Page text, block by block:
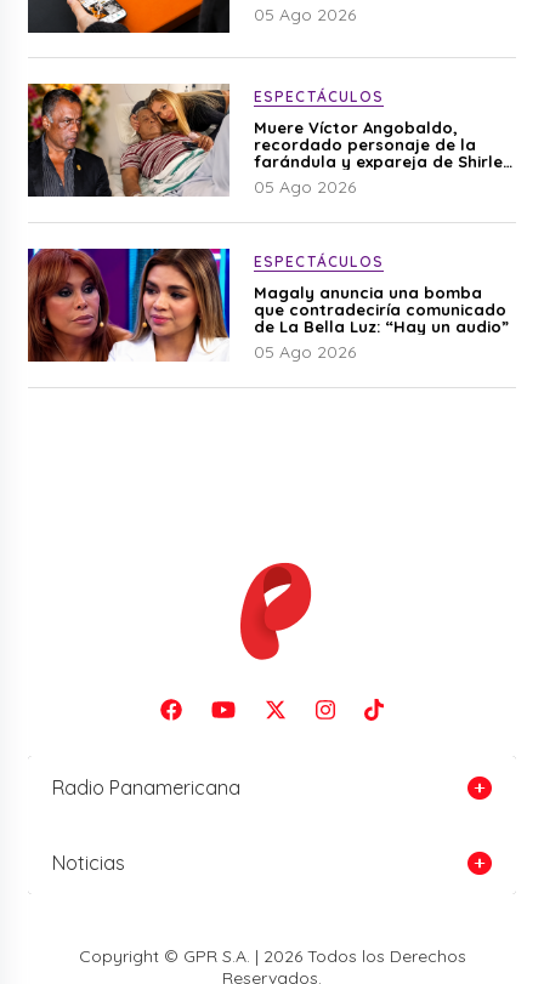
05 Ago 2026
ESPECTÁCULOS
Muere Víctor Angobaldo,
recordado personaje de la
farándula y expareja de Shirley
Cherres
05 Ago 2026
ESPECTÁCULOS
Magaly anuncia una bomba
que contradeciría comunicado
de La Bella Luz: “Hay un audio”
05 Ago 2026
Radio Panamericana
Noticias
Copyright © GPR S.A. | 2026 Todos los Derechos
Reservados.